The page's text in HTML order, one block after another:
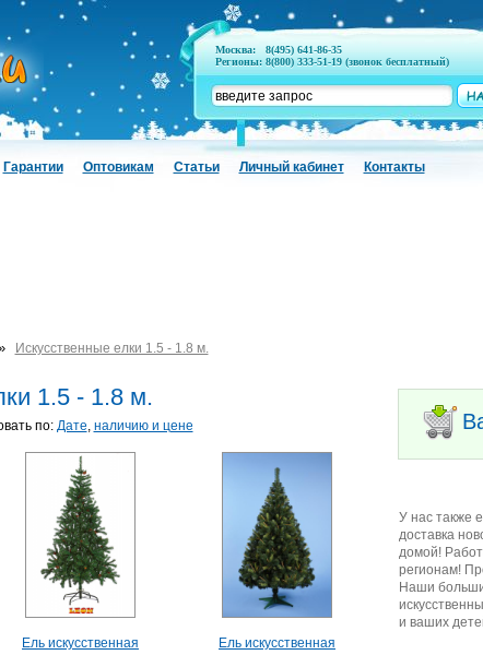
Москва:
8(495) 641-86-35
Регионы: 8(800) 333-51-19 (звонок бесплатный)
Гарантии Оптовикам Статьи Личный кабинет Контакты
У нас также
доставка
домой!
регионам!
Наши
и ваших
Искусственные елки 1.5 - 1.8 м.
1.5 - 1.8 м.
по: Дате, наличию и цене
Ель искусственная
Ель искусственная